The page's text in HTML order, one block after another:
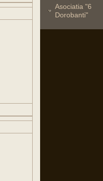
Asociatia "6
Dorobanti"